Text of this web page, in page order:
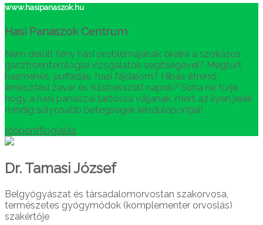
www.hasipanaszok.hu
Hasi Panaszok Centrum
Nem derült fény hasi problémájának okaira a szokásos
gasztroenterológiai vizsgálatok segítségével? Megtűrt
hasmenés, puffadás, hasi fájdalom? Hibás étrend,
emésztési zavar és túlstresszelt napok? Soha ne tűrje,
hogy a hasi panaszai tartóssá váljanak, mert az ilyen jelek
mindig súlyosabb betegségek kiindulópontjai!
Időpontfloglalás
Dr. Tamasi József
Belgyógyászat és társadalomorvostan szakorvosa,
természetes gyógymódok (komplementer orvoslás)
szakértője